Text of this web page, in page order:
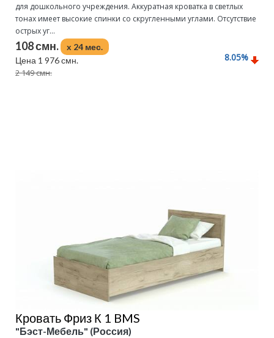
для дошкольного учреждения. Аккуратная кроватка в светлых
тонах имеет высокие спинки со скругленными углами. Отсутствие
острых уг...
108 смн.
x 24 мес.
Цена 1 976 смн.
2 149 смн.
8.05%
Кровать Фриз К 1 BMS
"Бэст-Мебель" (Россия)